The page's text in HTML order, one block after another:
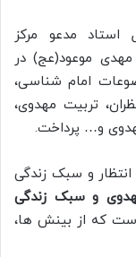
استاد مدعو مرکز
موعود(عج) در
به موضوعات امام شناسی،
تربیت مهدوی،
و… پرداخت.
و سبک زندگی
و سبک زندگی
که از بینش ها،